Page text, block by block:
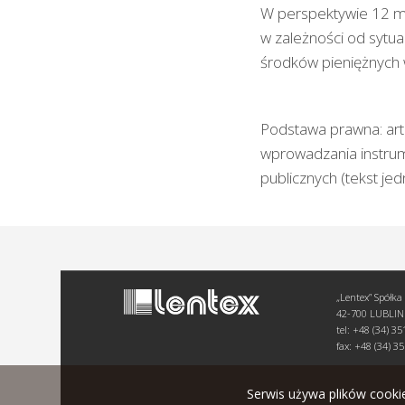
W perspektywie 12
w zależności od
środków pieniężnych
Podstawa prawna:
wprowadzania
publicznych (tekst
„Lentex”
42-700
tel: +48 (34)
fax: +48 (34)
Serwis używa plików